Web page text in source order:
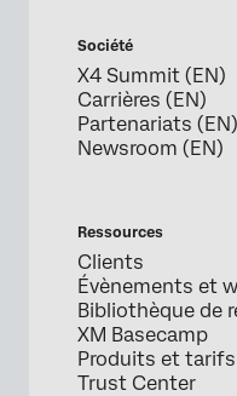
Société
X4 Summit (EN)
Carrières (EN)
Partenariats (EN)
Newsroom (EN)
Ressources
Clients
Évènements et
Bibliothèque de
XM Basecamp
Produits et tarifs
Trust Center